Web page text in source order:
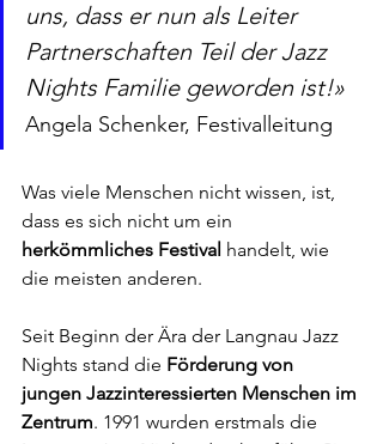
uns, dass er nun als Leiter
Partnerschaften Teil der Jazz
Nights Familie geworden ist!»
Angela Schenker, Festivalleitung
Was viele Menschen nicht wissen, ist,
dass es sich nicht um ein
herkömmliches Festival handelt, wie
die meisten anderen.
Seit Beginn der Ära der Langnau Jazz
Nights stand die Förderung von
jungen Jazzinteressierten Menschen im
Zentrum. 1991 wurden erstmals die